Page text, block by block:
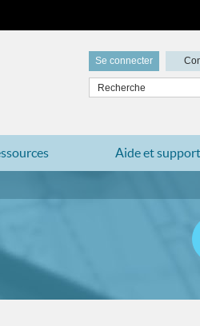
Se connecter
Aide et support